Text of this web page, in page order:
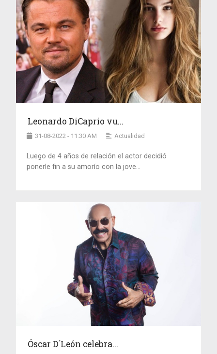
Leonardo DiCaprio vu...
31-08-2022 - 11:30 AM Actualidad
Luego de 4 años de relación el actor decidió
ponerle fin a su amorío con la jove...
Óscar D´León celebra...